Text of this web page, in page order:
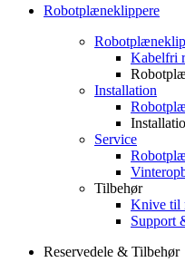
Robotplæneklippere
Kabelfri
Installation
Service
Tilbehør
Knive til
Support
Reservedele & Tilbehør